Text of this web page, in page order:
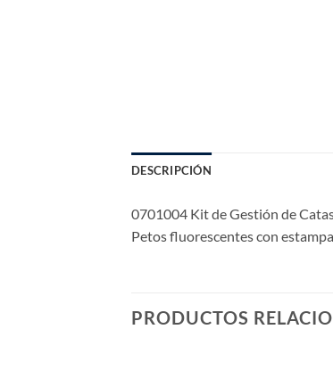
DESCRIPCIÓN
0701004 Kit de Gestión de
Petos fluorescentes con
PRODUCTOS